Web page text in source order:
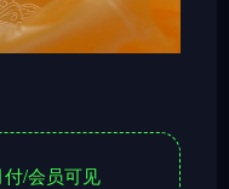
/会员可见